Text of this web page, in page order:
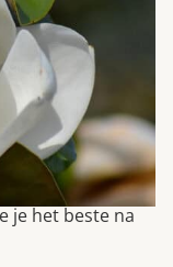
je het beste na